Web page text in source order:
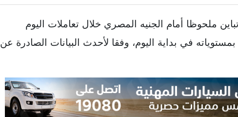
ملحوظا أمام الجنيه المصري خلال تعاملات اليوم
8 يوليو 2026 مقارنة بمستوياته في بداية اليوم، وفقا لأحدث البيانات الصادرة عن